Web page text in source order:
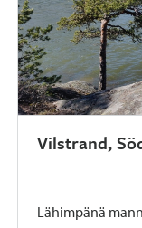
Vilstrand,
Lähimpänä